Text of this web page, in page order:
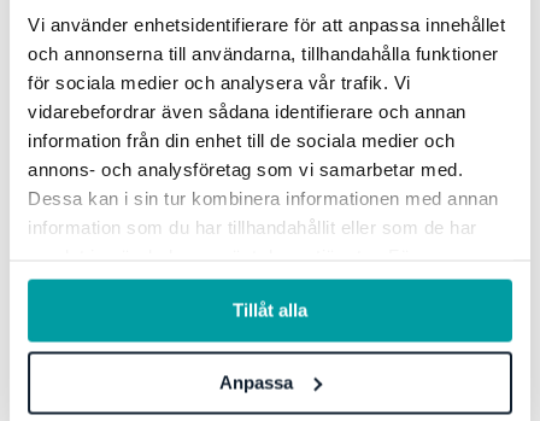
Vi använder enhetsidentifierare för att anpassa innehållet
och annonserna till användarna, tillhandahålla funktioner
för sociala medier och analysera vår trafik. Vi
vidarebefordrar även sådana identifierare och annan
information från din enhet till de sociala medier och
annons- och analysföretag som vi samarbetar med.
Dessa kan i sin tur kombinera informationen med annan
information som du har tillhandahållit eller som de har
information, se vårintegritetspolicy.
Tillåt alla
Anpassa
Genom att koppla ihop och samla data kring risker
och problem, och att analysera dom ihop, kan du
använda dina problem idag för att hantera dina
risker imorgon – och inte bränna resurser och
trovärdighet på att repetera samma problem om
igen. Standardiserade kontroller i arbetssätt
hanterar risk utan extrainsatser och frigör tid för att
släcka onödiga bränder.
Beroende på storlek och komplexitet på
verksamheten så kan detta göras i allt från enkla